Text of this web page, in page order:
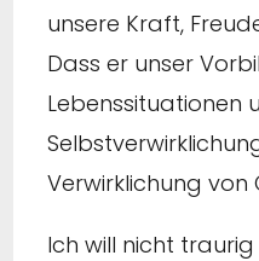
unsere Kraft,
Dass er unser
Lebenssituationen
Verwirklichung von
Ich will nicht